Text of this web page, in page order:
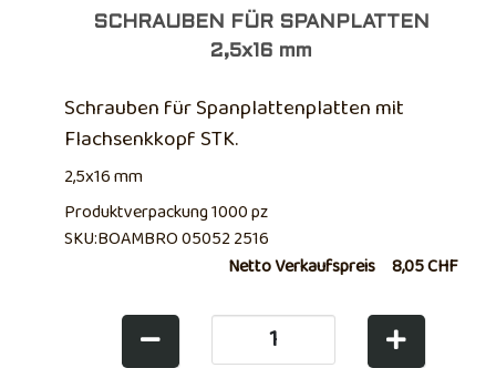
SCHRAUBEN FÜR SPANPLATTEN
2,5x16 mm
Schrauben für Spanplattenplatten mit
Flachsenkkopf STK.
2,5x16 mm
Produktverpackung 1000 pz
SKU:BOAMBRO 05052 2516
Netto Verkaufspreis 8,05 CHF